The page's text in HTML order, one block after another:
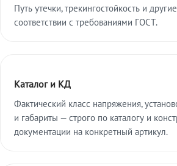
Путь утечки, трекингостойкость и
соответствии с требованиями ГОСТ.
Каталог и КД
Фактический класс напряжения,
и габариты — строго по каталогу и
документации на конкретный артикул.